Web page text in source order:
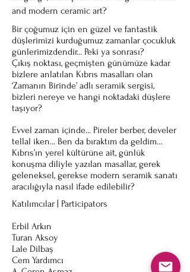
and modern ceramic art?
Bir çoğumuz için en güzel ve fantastik
düşlerimizi kurduğumuz zamanlar çocukluk
günlerimizdendir... Peki ya sonrası?
Çıkış noktası, geçmişten günümüze kadar
bizlere anlatılan Kıbrıs masalları olan
‘Zamanın Birinde’ adlı seramik sergisi,
bizleri nereye ve hangi noktadaki düşlere
taşıyor?
Evvel zaman içinde... Pireler berber, develer
tellal iken... Ben da bıraktım da geldim…
Kıbrıs’ın yerel kültürüne ait, günlük
konuşma diliyle yazılan masallar, gerek
geleneksel, gerekse modern seramik sanatı
aracılığıyla nasıl ifade edilebilir?
Katılımcılar | Participators
Erbil Arkın
Turan Aksoy
Lale Dilbaş
Cem Yardımcı